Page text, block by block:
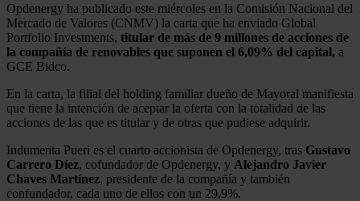
Opdenergy ha publicado este miércoles en la Comisión Nacional del
Mercado de Valores (CNMV) la carta que ha enviado Global
Portfolio Investments, titular de más de 9 millones de acciones de
la compañía de renovables que suponen el 6,09% del capital, a
GCE Bidco.
En la carta, la filial del holding familiar dueño de Mayoral manifiesta
que tiene la intención de aceptar la oferta con la totalidad de las
acciones de las que es titular y de otras que pudiese adquirir.
Indumenta Pueri es el cuarto accionista de Opdenergy, tras Gustavo
Carrero Díez, cofundador de Opdenergy, y Alejandro Javier
Chaves Martínez, presidente de la compañía y también
confundador, cada uno de ellos con un 29,9%.